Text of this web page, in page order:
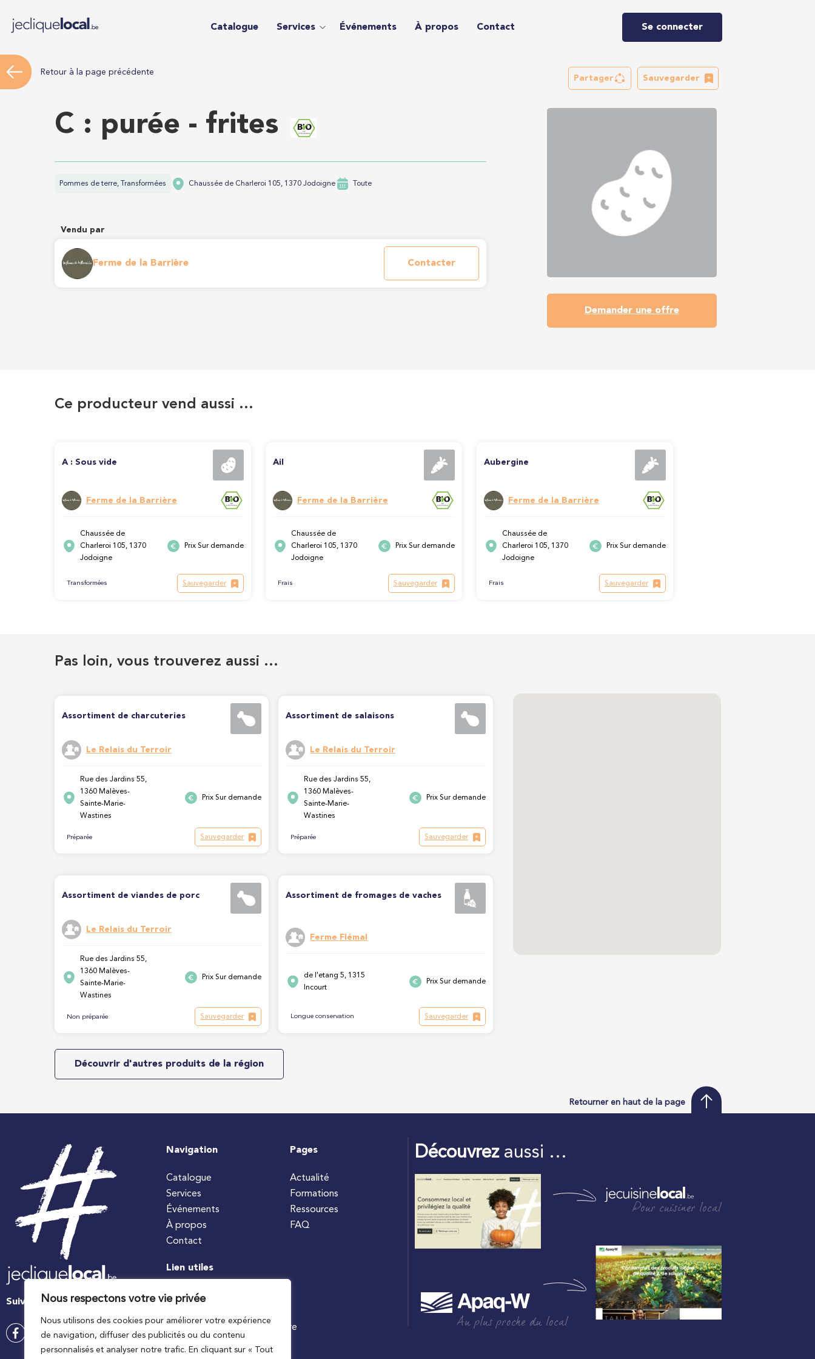
Nous respectons votre vie privée
Nous utilisons des cookies pour améliorer votre expérience
de navigation, diffuser des publicités ou du contenu
personnalisés et analyser notre trafic. En cliquant sur « Tout
Catalogue Services Événements À propos Contact Se connecter
Retour à la page précédente
Partager Sauvegarder
C : purée - frites
Pommes de terre, Transformées Chaussée de Charleroi 105, 1370 Jodoigne Toute
Vendu par
Ferme de la Barrière Contacter
Demander une offre
Ce producteur vend aussi …
A : Sous vide
Ferme de la Barrière
Chaussée de
Charleroi 105, 1370
Jodoigne
Prix Sur demande
Transformées Sauvegarder
Ail
Ferme de la Barrière
Chaussée de
Charleroi 105, 1370
Jodoigne
Prix Sur demande
Frais Sauvegarder
Aubergine
Ferme de la Barrière
Chaussée de
Charleroi 105, 1370
Jodoigne
Prix Sur demande
Frais Sauvegarder
Pas loin, vous trouverez aussi …
Assortiment de charcuteries
Le Relais du Terroir
Rue des Jardins 55,
1360 Malèves-
Sainte-Marie-
Wastines
Prix Sur demande
Préparée Sauvegarder
Assortiment de salaisons
Le Relais du Terroir
Rue des Jardins 55,
1360 Malèves-
Sainte-Marie-
Wastines
Prix Sur demande
Préparée Sauvegarder
Assortiment de viandes de porc
Le Relais du Terroir
Rue des Jardins 55,
1360 Malèves-
Sainte-Marie-
Wastines
Prix Sur demande
Non préparée Sauvegarder
Assortiment de fromages de vaches
Ferme Flémal
de l'etang 5, 1315
Incourt
Prix Sur demande
Longue conservation Sauvegarder
Découvrir d'autres produits de la région
Retourner en haut de la page
Suivez-nous
Navigation
Catalogue
Services
Événements
À propos
Contact
Pages
Actualité
Formations
Ressources
FAQ
Lien utiles
#jecuisinelocal
Ministre wallon de l’agriculture
Découvrezaussi …
Pour cuisiner local
Au plus proche du local